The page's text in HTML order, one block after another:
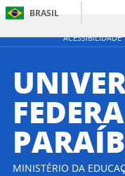
ACESSIBILIDADE
BRASIL
MINISTÉRIO DA